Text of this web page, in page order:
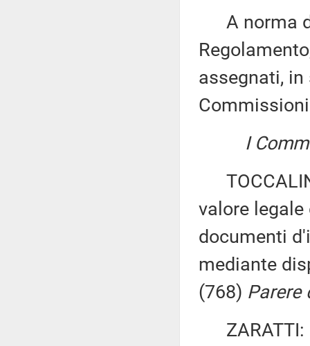
A norma
assegnati,
I
valore
documenti
mediante
(768) Parere
ZARATTI: